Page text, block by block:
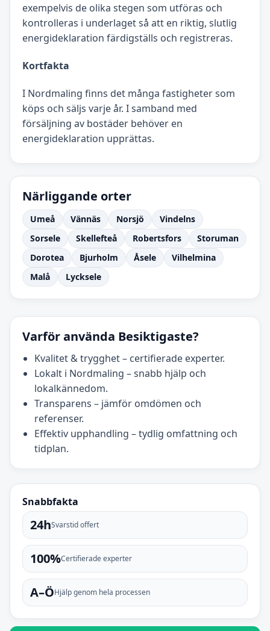
exempelvis de olika stegen som utföras och
kontrolleras i underlaget så att en riktig, slutlig
energideklaration färdigställs och registreras.
Kortfakta
I Nordmaling finns det många fastigheter som
köps och säljs varje år. I samband med
försäljning av bostäder behöver en
energideklaration upprättas.
Närliggande orter
Umeå Vännäs Norsjö
Vindelns
Sorsele
Skellefteå Robertsfors
Storuman
Dorotea
Bjurholm Åsele
Vilhelmina
Malå
Lycksele
Varför använda Besiktigaste?
Kvalitet & trygghet – certifierade experter.
Lokalt i Nordmaling – snabb hjälp och
lokalkännedom.
Transparens – jämför omdömen och
referenser.
Effektiv upphandling – tydlig omfattning och
tidplan.
Snabbfakta
24hSvarstid offert
100%Certifierade experter
A–ÖHjälp genom hela processen